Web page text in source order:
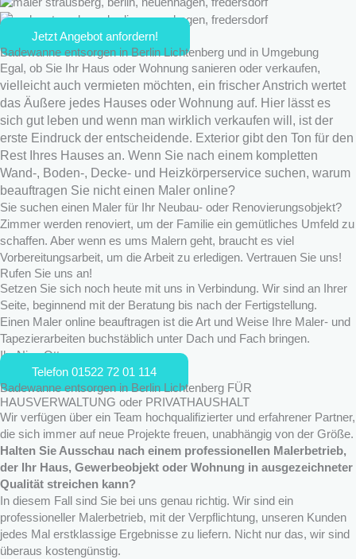
Jetzt Angebot anfordern!
Badewanne entsorgen in Berlin Lichtenberg und in Umgebung
Egal, ob Sie Ihr Haus oder Wohnung sanieren oder verkaufen,
vielleicht auch vermieten möchten, ein frischer Anstrich wertet
das Äußere jedes Hauses oder Wohnung auf. Hier lässt es
sich gut leben und wenn man wirklich verkaufen will, ist der
erste Eindruck der entscheidende. Exterior gibt den Ton für den
Rest Ihres Hauses an. Wenn Sie nach einem kompletten
Wand-, Boden-, Decke- und Heizkörperservice suchen, warum
beauftragen Sie nicht einen Maler online?
Sie suchen einen Maler für Ihr Neubau- oder Renovierungsobjekt?
Zimmer werden renoviert, um der Familie ein gemütliches Umfeld zu
schaffen. Aber wenn es ums Malern geht, braucht es viel
Vorbereitungsarbeit, um die Arbeit zu erledigen. Vertrauen Sie uns!
Rufen Sie uns an!
Setzen Sie sich noch heute mit uns in Verbindung. Wir sind an Ihrer
Seite, beginnend mit der Beratung bis nach der Fertigstellung.
Einen Maler online beauftragen ist die Art und Weise Ihre Maler- und
Tapezierarbeiten buchstäblich unter Dach und Fach bringen.
Ihr Nico Otto
Telefon 01522 72 01 114
Badewanne entsorgen in Berlin Lichtenberg FÜR
HAUSVERWALTUNG oder PRIVATHAUSHALT
Wir verfügen über ein Team hochqualifizierter und erfahrener Partner,
die sich immer auf neue Projekte freuen, unabhängig von der Größe.
Halten Sie Ausschau nach einem professionellen Malerbetrieb,
der Ihr Haus, Gewerbeobjekt oder Wohnung in ausgezeichneter
Qualität streichen kann?
In diesem Fall sind Sie bei uns genau richtig. Wir sind ein
professioneller Malerbetrieb, mit der Verpflichtung, unseren Kunden
jedes Mal erstklassige Ergebnisse zu liefern. Nicht nur das, wir sind
überaus kostengünstig.